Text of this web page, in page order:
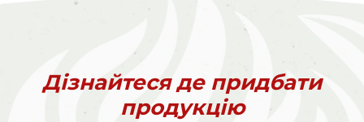
Дізнайтеся де придбати
продукцію